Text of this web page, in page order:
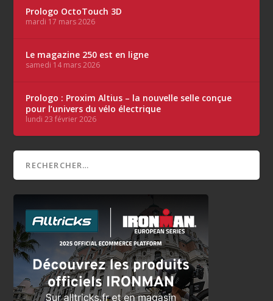
Prologo OctoTouch 3D
mardi 17 mars 2026
Le magazine 250 est en ligne
samedi 14 mars 2026
Prologo : Proxim Altius – la nouvelle selle conçue
pour l’univers du vélo électrique
lundi 23 février 2026